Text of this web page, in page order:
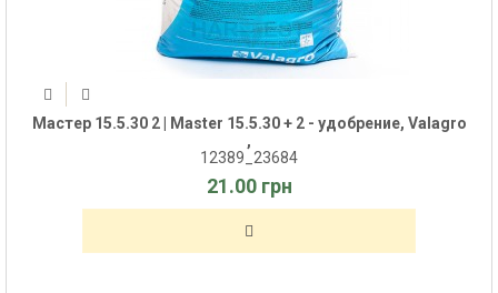
Мастер 15.5.30 2 | Master 15.5.30 + 2 - удобрение, Valagro
,
12389_23684
21.00 грн